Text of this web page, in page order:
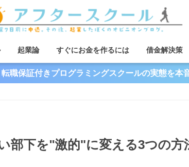
起業論 すぐにお金を作るには 借金解決策
職保証付きプログラミングスクールの実態を本
部下を"激的"に変える3つの方